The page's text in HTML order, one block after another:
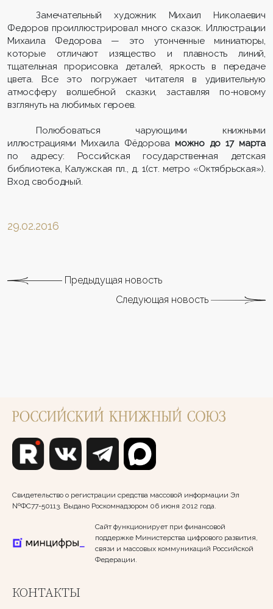
Замечательный художник Михаил Николаевич
Федоров проиллюстрировал много сказок. Иллюстрации
Михаила Федорова — это утонченные миниатюры,
которые отличают изящество и плавность линий,
тщательная прорисовка деталей, яркость в передаче
цвета. Все это погружает читателя в удивительную
атмосферу волшебной сказки, заставляя по-новому
взглянуть на любимых героев.
Полюбоваться чарующими книжными
иллюстрациями Михаила Фёдороваможно до 17 марта
по адресу: Российская государственная детская
библиотека, Калужская пл., д. 1(ст. метро «Октябрьская»).
Вход свободный.
29.02.2016
Предыдущая новость
Следующая новость
Свидетельство о регистрации средства массовой информации Эл
№ФС77-50113. Выдано Роскомнадзором 06 июня 2012 года.
Сайт функционирует при финансовой
поддержке Министерства цифрового развития,
связи и массовых коммуникаций Российской
Федерации.
КОНТАКТЫ